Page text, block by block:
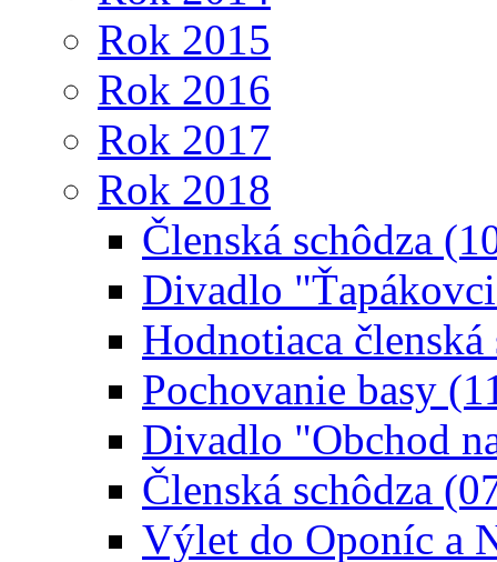
Rok 2015
Rok 2016
Rok 2017
Rok 2018
Členská schôdza
Divadlo
Hodnotiaca
Pochovanie basy
Divadlo "Obchod
Členská schôdza
Výlet do Oponíc a